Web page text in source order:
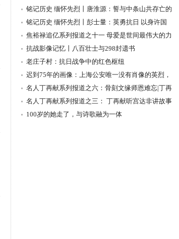
铭记历史 缅怀先烈丨唐淮源：誓与中条山共存亡的
抗日英烈
铭记历史 缅怀先烈丨彭士量：英勇抗日 以身许国
焦裕禄追亿系列报道之十一 母爱是世间最伟大的力
量 言传身教
抗战影像记忆丨八百壮士与298封遗书
老庄子村：抗日战争中的红色枢纽
迟到75年的画像：上海公安唯一没有肖像的英烈，
重现年轻模样
名人丁再献系列报道之六：骨刻文缘师恩难忘|丁再
献忆路遥教授
名人丁再献系列报道之三： 丁再献听宫达非讲故事
游栈桥
100岁的她走了，与诗歌融为一体